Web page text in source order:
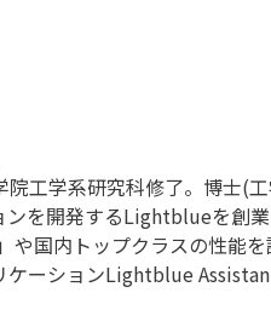
工学系研究科修了。博士(
を開発するLightblueを創
国内トップクラスの性能
ーションLightblue